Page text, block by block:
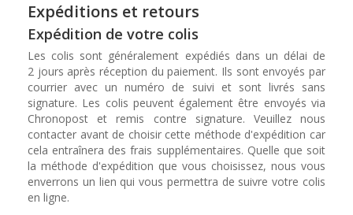
Expéditions et retours
Expédition de votre colis
Les colis sont généralement expédiés dans un délai de
2 jours après réception du paiement. Ils sont envoyés par
courrier avec un numéro de suivi et sont livrés sans
signature. Les colis peuvent également être envoyés via
Chronopost et remis contre signature. Veuillez nous
contacter avant de choisir cette méthode d'expédition car
cela entraînera des frais supplémentaires. Quelle que soit
la méthode d'expédition que vous choisissez, nous vous
enverrons un lien qui vous permettra de suivre votre colis
en ligne.